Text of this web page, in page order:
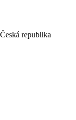
republika